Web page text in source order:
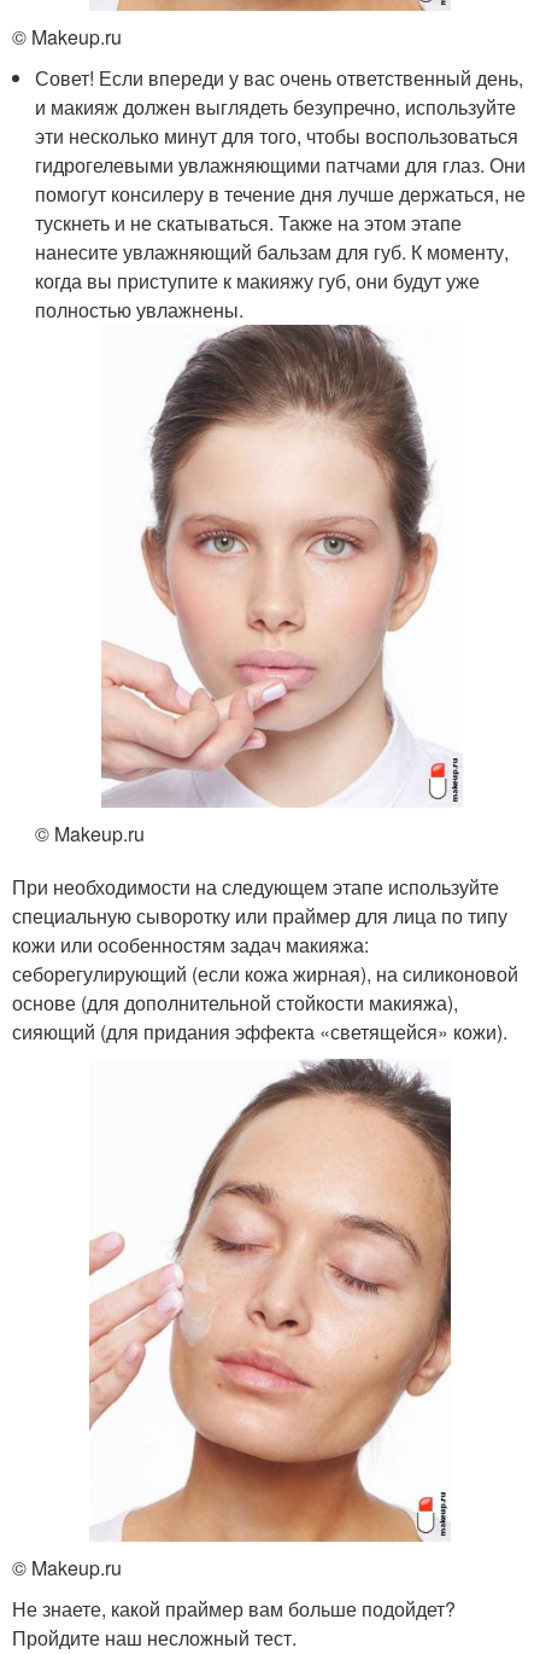
© Makeup.ru
Совет! Если впереди у вас очень ответственный день,
и макияж должен выглядеть безупречно, используйте
эти несколько минут для того, чтобы воспользоваться
гидрогелевыми увлажняющими патчами для глаз. Они
помогут консилеру в течение дня лучше держаться, не
тускнеть и не скатываться. Также на этом этапе
нанесите увлажняющий бальзам для губ. К моменту,
когда вы приступите к макияжу губ, они будут уже
полностью увлажнены.
© Makeup.ru
При необходимости на следующем этапе используйте
специальную сыворотку или праймер для лица по типу
кожи или особенностям задач макияжа:
себорегулирующий (если кожа жирная), на силиконовой
основе (для дополнительной стойкости макияжа),
сияющий (для придания эффекта «светящейся» кожи).
© Makeup.ru
Не знаете, какой праймер вам больше подойдет?
Пройдите наш несложный тест.